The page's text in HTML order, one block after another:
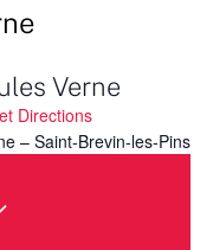
Verne
Directions
– Saint-Brevin-les-Pins